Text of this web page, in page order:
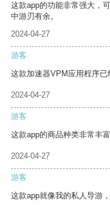
这款app的功能非常强大，
中游刃有余。
2024-04-27
游客
这款加速器VPM应用程序已
2024-04-27
游客
这款app的商品种类非常丰
2024-04-27
游客
这款app就像我的私人导游